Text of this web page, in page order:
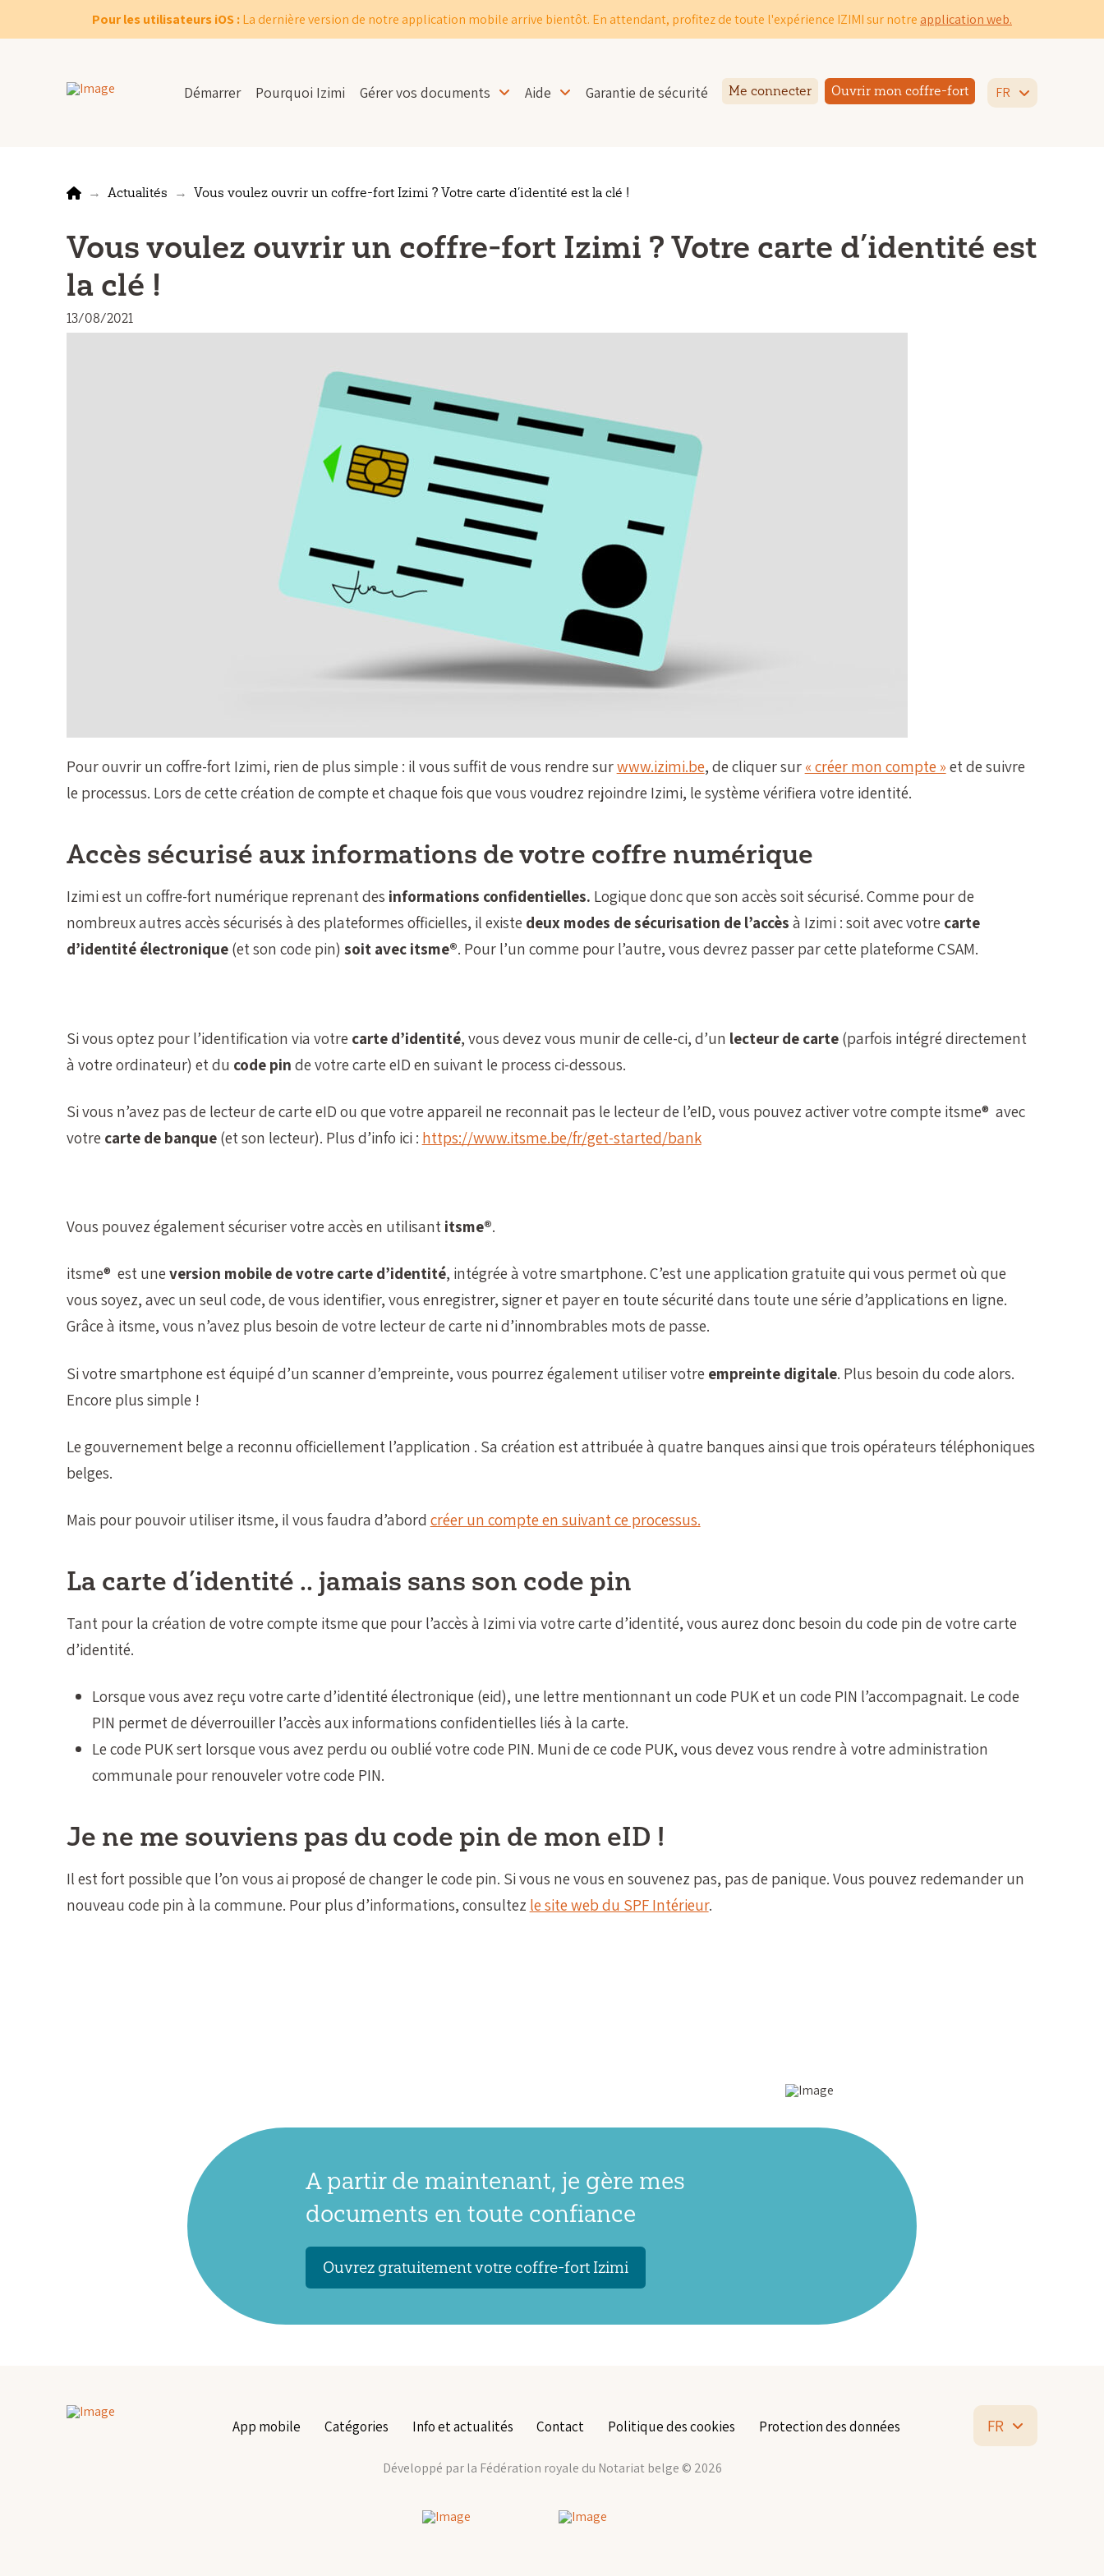
Pour les utilisateurs iOS :La dernière version de notre application mobile arrive bientôt. En attendant, profitez de toute l'expérience IZIMI sur notre application web.
Démarrer Pourquoi Izimi Gérer vos documents Aide Garantie de sécurité Me connecter Ouvrir mon coffre-fort FR
Home
→ Actualités → Vous voulez ouvrir un coffre-fort Izimi ? Votre carte d’identité est la clé !
Vous voulez ouvrir un coffre-fort Izimi ? Votre carte d’identité est
la clé !
13/08/2021
Pour ouvrir un coffre-fort Izimi, rien de plus simple : il vous suffit de vous rendre surwww.izimi.be, de cliquer sur« créer mon compte »et de suivre
le processus. Lors de cette création de compte et chaque fois que vous voudrez rejoindre Izimi, le système vérifiera votre identité.
Accès sécurisé aux informations de votre coffre numérique
Izimi est un coffre-fort numérique reprenant des informations confidentielles. Logique donc que son accès soit sécurisé. Comme pour de
nombreux autres accès sécurisés à des plateformes officielles, il existedeux modes de sécurisation de l’accèsà Izimi : soit avec votrecarte
d’identité électronique(et son code pin) soit avec itsme®. Pour l’un comme pour l’autre, vous devrez passer par cette plateforme CSAM.
Si vous optez pour l’identification via votrecarte d’identité, vous devez vous munir de celle-ci, d’un lecteur de carte(parfois intégré directement
à votre ordinateur) et du code pinde votre carte eID en suivant le process ci-dessous.
Si vous n’avez pas de lecteur de carte eID ou que votre appareil ne reconnait pas le lecteur de l’eID, vous pouvez activer votre compte itsme® avec
votrecarte de banque(et son lecteur). Plus d’info ici : https://www.itsme.be/fr/get-started/bank
Vous pouvez également sécuriser votre accès en utilisantitsme®.
itsme® est uneversion mobile de votre carte d’identité, intégrée à votre smartphone. C’est une application gratuite qui vous permet où que
vous soyez, avec un seul code, de vous identifier, vous enregistrer, signer et payer en toute sécurité dans toute une série d’applications en ligne.
Grâce à itsme, vous n’avez plus besoin de votre lecteur de carte ni d’innombrables mots de passe.
Si votre smartphone est équipé d’un scanner d’empreinte, vous pourrez également utiliser votreempreinte digitale. Plus besoin du code alors.
Encore plus simple !
Le gouvernement belge a reconnu officiellement l’application . Sa création est attribuée à quatre banques ainsi que trois opérateurs téléphoniques
belges.
Mais pour pouvoir utiliser itsme, il vous faudra d’abordcréer un compte en suivant ce processus.
La carte d’identité .. jamais sans son code pin
Tant pour la création de votre compte itsme que pour l’accès à Izimi via votre carte d’identité, vous aurez donc besoin du code pin de votre carte
d’identité.
Lorsque vous avez reçu votre carte d’identité électronique (eid), une lettre mentionnant un code PUK et un code PIN l’accompagnait. Le code
PIN permet de déverrouiller l’accès aux informations confidentielles liés à la carte.
Le code PUK sert lorsque vous avez perdu ou oublié votre code PIN. Muni de ce code PUK, vous devez vous rendre à votre administration
communale pour renouveler votre code PIN.
Je ne me souviens pas du code pin de mon eID !
Il est fort possible que l’on vous ai proposé de changer le code pin. Si vous ne vous en souvenez pas, pas de panique. Vous pouvez redemander un
nouveau code pin à la commune. Pour plus d’informations, consultez le site web du SPF Intérieur.
A partir de maintenant, je gère mes
documents en toute confiance
Ouvrez gratuitement votre coffre-fort Izimi
App mobile Catégories Info et actualités Contact Politique des cookies Protection des données FR
Développé par la Fédération royale du Notariat belge © 2026